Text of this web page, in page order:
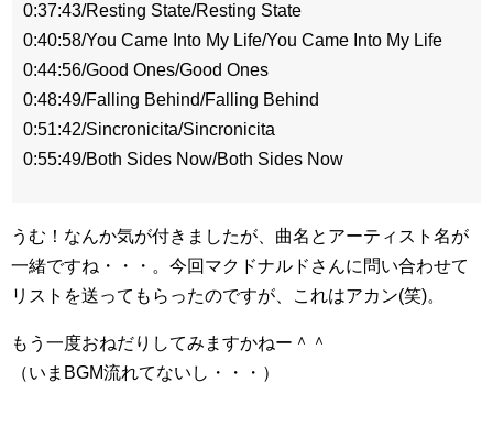
0:37:43/Resting State/Resting State
0:40:58/You Came Into My Life/You Came Into My Life
0:44:56/Good Ones/Good Ones
0:48:49/Falling Behind/Falling Behind
0:51:42/Sincronicita/Sincronicita
0:55:49/Both Sides Now/Both Sides Now
うむ！なんか気が付きましたが、曲名とアーティスト名が
一緒ですね・・・。今回マクドナルドさんに問い合わせて
リストを送ってもらったのですが、これはアカン(笑)。
もう一度おねだりしてみますかねー＾＾
（いまBGM流れてないし・・・）